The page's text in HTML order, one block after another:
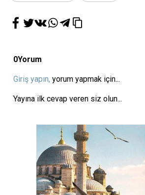
0Yorum
Giriş yapın, yorum yapmak için...
Yayına ilk cevap veren siz olun...